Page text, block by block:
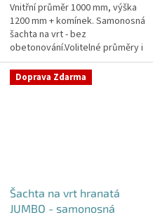
hvězdiček.
Vnitřní průměr 1000 mm, výška
1200 mm + komínek. Samonosná
šachta na vrt - bez
obetonování.Volitelné průměry i
pozice prostupů na pažení vrtu,
hadice i elektřinu -
požadované...
Doprava Zdarma
Šachta na vrt hranatá
JUMBO - samonosná